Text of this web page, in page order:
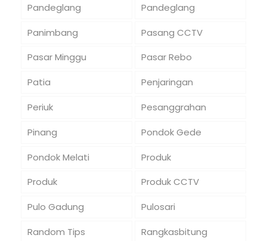
Pandeglang
Pandeglang
Panimbang
Pasang CCTV
Pasar Minggu
Pasar Rebo
Patia
Penjaringan
Periuk
Pesanggrahan
Pinang
Pondok Gede
Pondok Melati
Produk
Produk
Produk CCTV
Pulo Gadung
Pulosari
Random Tips
Rangkasbitung